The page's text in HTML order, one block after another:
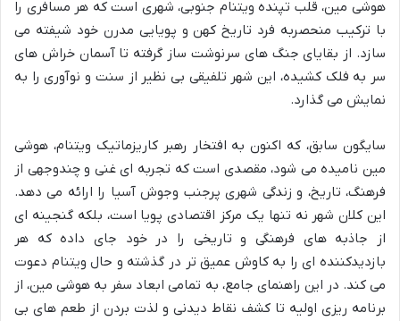
هوشی مین، قلب تپنده ویتنام جنوبی، شهری است که هر مسافری را
با ترکیب منحصربه فرد تاریخ کهن و پویایی مدرن خود شیفته می
سازد. از بقایای جنگ های سرنوشت ساز گرفته تا آسمان خراش های
سر به فلک کشیده، این شهر تلفیقی بی نظیر از سنت و نوآوری را به
نمایش می گذارد.
سایگون سابق، که اکنون به افتخار رهبر کاریزماتیک ویتنام، هوشی
مین نامیده می شود، مقصدی است که تجربه ای غنی و چندوجهی از
فرهنگ، تاریخ، و زندگی شهری پرجنب وجوش آسیا را ارائه می دهد.
این کلان شهر نه تنها یک مرکز اقتصادی پویا است، بلکه گنجینه ای
از جاذبه های فرهنگی و تاریخی را در خود جای داده که هر
بازدیدکننده ای را به کاوش عمیق تر در گذشته و حال ویتنام دعوت
می کند. در این راهنمای جامع، به تمامی ابعاد سفر به هوشی مین، از
برنامه ریزی اولیه تا کشف نقاط دیدنی و لذت بردن از طعم های بی